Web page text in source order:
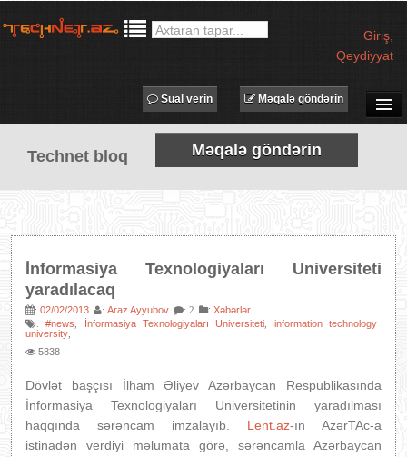
Giriş
Qeydiyyat
SUAL-CAVAB
TECHNET TV
MƏQALƏLƏR
AVADANLIQLAR
Məqalə göndərin
Sual verin
Technet bloq Məqalə göndərin
İnformasiya Texnologiyaları Universiteti
yaradılacaq
: 02/02/2013 : Araz Ayyubov : 2 : Xəbərlər
:#news İnformasiya Texnologiyaları Universiteti
information technology
university
5838
Dövlət başçısı İlham Əliyev Azərbaycan Respublikasında
İnformasiya Texnologiyaları Universitetinin yaradılması
haqqında sərəncam imzalayıb. Lent.az-ın AzərTAc-a
istinadən verdiyi məlumata görə, sərəncamla Azərbaycan